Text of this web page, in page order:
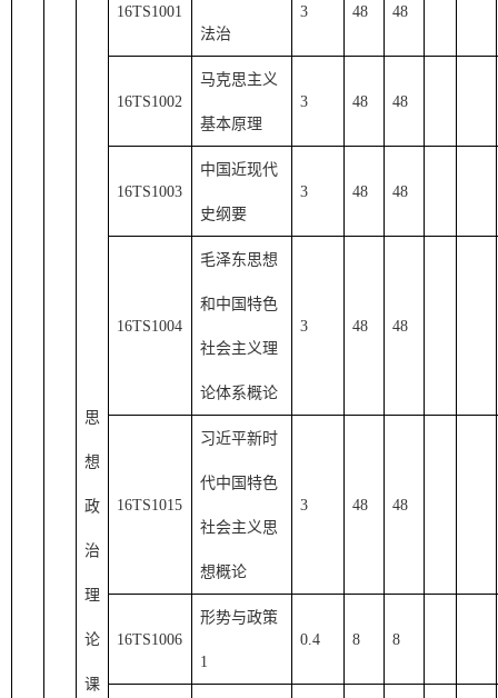
思
想
政
治
理
论
课
16TS1001
法治
3 48 48
16TS1002
马克思主义
基本原理
3 48 48
16TS1003
中国近现代
史纲要
3 48 48
16TS1004
毛泽东思想
和中国特色
社会主义理
论体系概论
3 48 48
16TS1015
习近平新时
代中国特色
社会主义思
想概论
3 48 48
16TS1006
形势与政策
1
0.4 8 8